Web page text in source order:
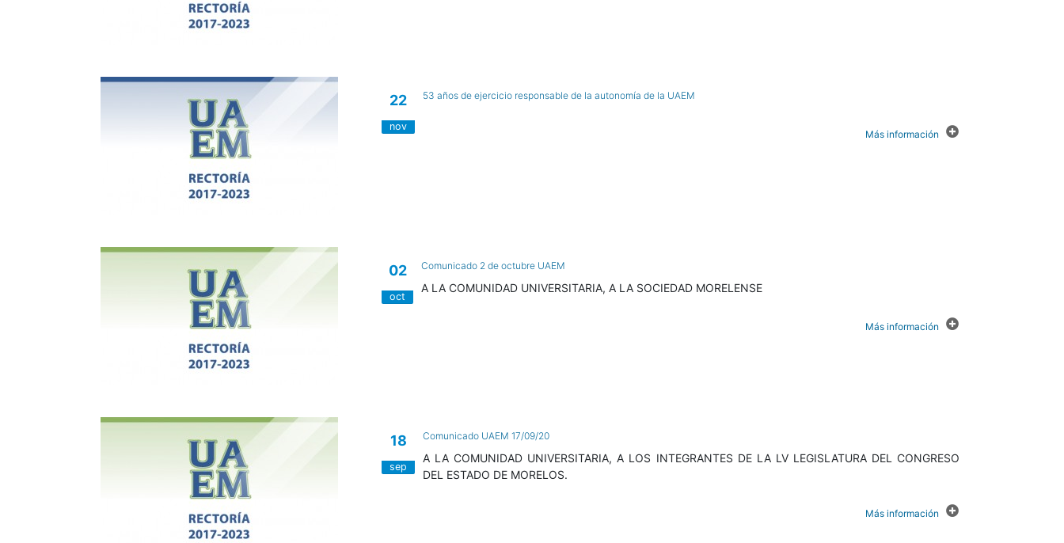
22
nov
53 años de ejercicio responsable de la autonomía de la UAEM
02
oct
Comunicado 2 de octubre UAEM
A LA COMUNIDAD UNIVERSITARIA, A LA SOCIEDAD MORELENSE
18
sep
Comunicado UAEM 17/09/20
A LA COMUNIDAD UNIVERSITARIA, A LOS INTEGRANTES DE LA LV LEGISLATURA DEL CONGRESO
DEL ESTADO DE MORELOS.